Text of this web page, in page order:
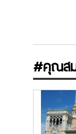
#คุณส